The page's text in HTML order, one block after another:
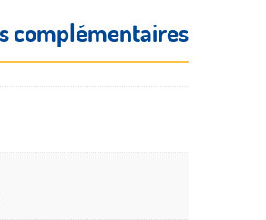
complémentaires